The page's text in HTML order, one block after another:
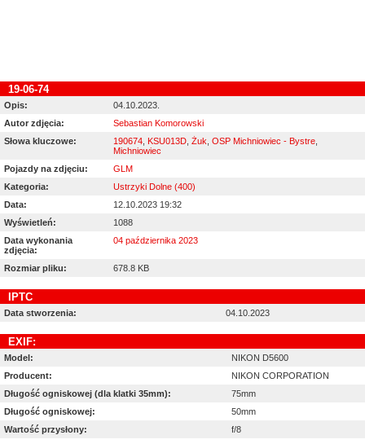
19-06-74
Opis:
04.10.2023.
Autor zdjęcia:
Sebastian Komorowski
Słowa kluczowe:
190674 KSU013D Żuk OSP Michniowiec - Bystre
Michniowiec
Pojazdy na zdjęciu:
GLM
Kategoria:
Ustrzyki Dolne (400)
Data:
12.10.2023 19:32
Wyświetleń:
1088
Data wykonania
zdjęcia:
04 października 2023
Rozmiar pliku: 678.8 KB
IPTC
Data stworzenia: 04.10.2023
EXIF:
Model:
NIKON D5600
Producent:
NIKON CORPORATION
Długość ogniskowej (dla klatki 35mm):
75mm
Długość ogniskowej:
50mm
Wartość przysłony:
f/8